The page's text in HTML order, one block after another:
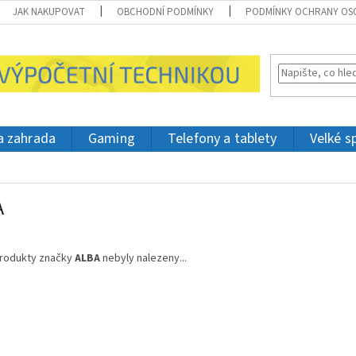
JAK NAKUPOVAT OBCHODNÍ PODMÍNKY PODMÍNKY OCHRANY
zahrada Gaming Telefony a tablety Velké
značkyALBAnebyly nalezeny...